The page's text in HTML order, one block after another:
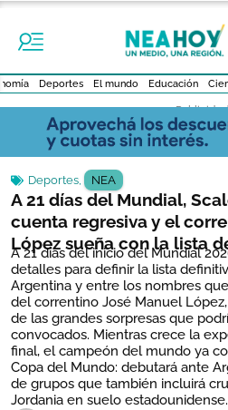
Deportes El mundo Educación
-
Deportes, NEA
A 21 días del Mundial,
cuenta regresiva y el
López sueña con la lista
A 21 días del inicio del Mundial
detalles para definir la lista
Argentina y entre los nombres
del correntino José Manuel
de las grandes sorpresas que
convocados. Mientras crece la
final, el campeón del mundo ya
Copa del Mundo: debutará ante
de grupos que también incluirá
Jordania en suelo estadounidense.